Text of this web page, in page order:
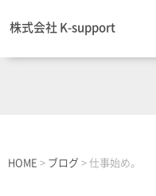
株式会社 K-support
HOME > ブログ > 仕事始め。